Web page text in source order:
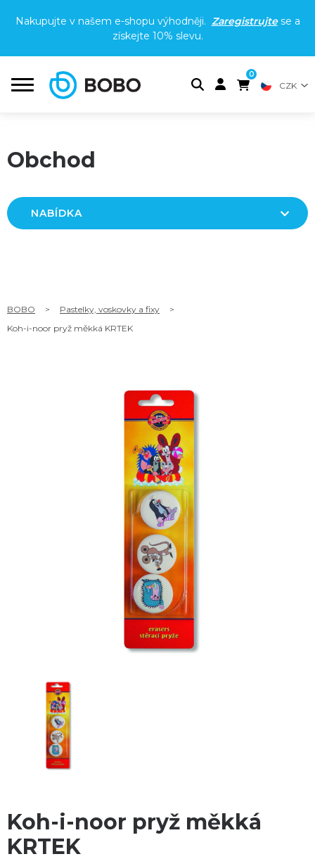
Nakupujte v našem e-shopu výhodněji. Zaregistrujtese a
získejte 10% slevu.
0
CZK
Obchod
NABÍDKA
BOBO > Pastelky, voskovky a fixy
>
Koh-i-noor pryž měkká KRTEK
Koh-i-noor pryž měkká
KRTEK